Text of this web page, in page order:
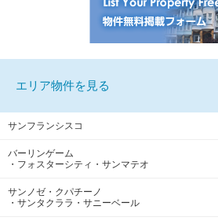
エリア物件を見る
サンフランシスコ
バーリンゲーム
・フォスターシティ・サンマテオ
サンノゼ・クパチーノ
・サンタクララ・サニーベール